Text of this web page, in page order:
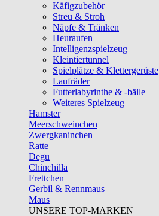
Käfigzubehör
Streu & Stroh
Näpfe & Tränken
Heuraufen
Intelligenzspielzeug
Kleintiertunnel
Spielplätze & Klettergerüste
Laufräder
Futterlabyrinthe & -bälle
Weiteres Spielzeug
Hamster
Meerschweinchen
Zwergkaninchen
Ratte
Degu
Chinchilla
Frettchen
Gerbil & Rennmaus
Maus
UNSERE TOP-MARKEN